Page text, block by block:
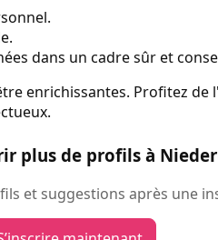
dans un cadre sûr et
enrichissantes. Profitez
plus de profils à
et suggestions après une